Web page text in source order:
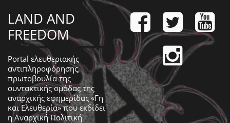
LAND AND
FREEDOM
Portal ελευθεριακής
αντιπληροφόρησης,
πρωτοβουλία της
συντακτικής ομάδας της
αναρχικής εφημερίδας «Γη
και Ελευθερία» που εκδίδει
ηΑναρχική Πολιτική